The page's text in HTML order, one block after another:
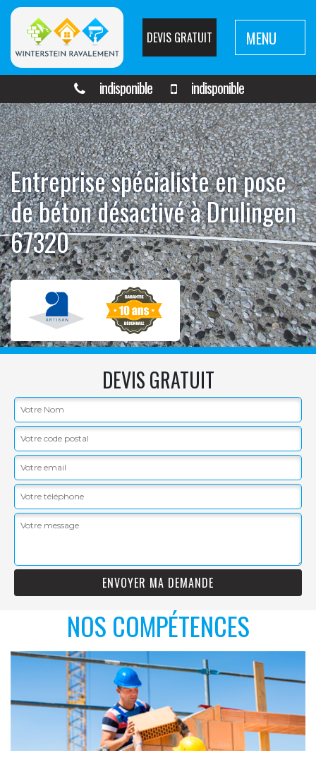
DEVIS GRATUIT MENU
indisponible indisponible
Entreprise spécialiste en pose
de béton désactivé à Drulingen
67320
DEVIS GRATUIT
NOS COMPÉTENCES